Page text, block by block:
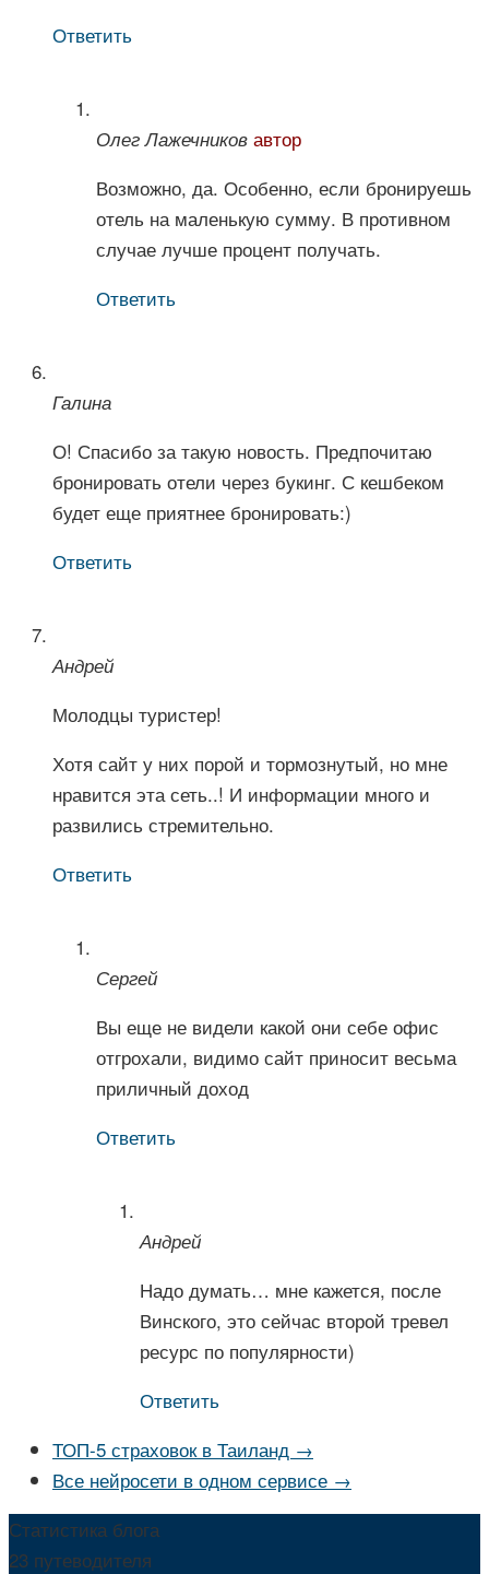
Ответить
Олег Лажечников автор
Возможно, да. Особенно, если бронируешь
отель на маленькую сумму. В противном
случае лучше процент получать.
Ответить
Галина
О! Спасибо за такую новость. Предпочитаю
бронировать отели через букинг. С кешбеком
будет еще приятнее бронировать:)
Ответить
Андрей
Молодцы туристер!
Хотя сайт у них порой и тормознутый, но мне
нравится эта сеть..! И информации много и
развились стремительно.
Ответить
Сергей
Вы еще не видели какой они себе офис
отгрохали, видимо сайт приносит весьма
приличный доход
Ответить
Андрей
Надо думать… мне кажется, после
Винского, это сейчас второй тревел
ресурс по популярности)
Ответить
ТОП-5 страховок в Таиланд →
Все нейросети в одном сервисе →
Статистика блога
23 путеводителя